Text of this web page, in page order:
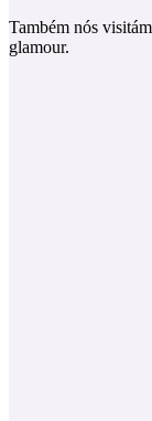
Também nós
glamour.